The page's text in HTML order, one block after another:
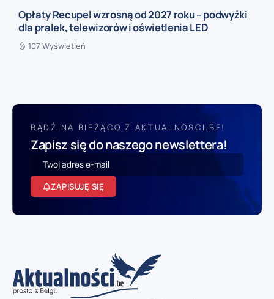
Opłaty Recupel wzrosną od 2027 roku – podwyżki
dla pralek, telewizorów i oświetlenia LED
107 Wyświetleń
BĄDŹ NA BIEŻĄCO Z AKTUALNOSCI.BE!
Zapisz się do naszego newslettera!
ZAPISUJĘ SIĘ